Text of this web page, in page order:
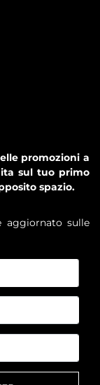
promozioni a
sul tuo primo
spazio.
aggiornato sulle